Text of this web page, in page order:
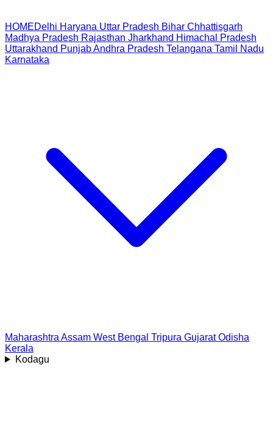
HOMEDelhi Haryana Uttar Pradesh Bihar Chhattisgarh
Madhya Pradesh Rajasthan Jharkhand Himachal Pradesh
Uttarakhand PunjabAndhra Pradesh Telangana Tamil Nadu
Karnataka
Maharashtra Assam West Bengal Tripura Gujarat Odisha
Kerala
Kodagu